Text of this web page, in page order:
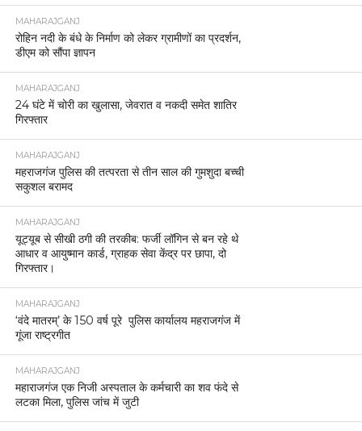
MAHARAJGANJ
रोहिन नदी के बंधे के निर्माण को लेकर ग्रामीणों का प्रदर्शन,
डीएम को सौंपा ज्ञापन
MAHARAJGANJ
24 घंटे में चोरी का खुलासा, जेवरात व नकदी समेत शातिर
गिरफ्तार
MAHARAJGANJ
महराजगंज पुलिस की तत्परता से तीन साल की गुमशुदा बच्ची
सकुशल बरामद
MAHARAJGANJ
यूट्यूब से सीखी ठगी की तरकीब: फर्जी लॉगिन से बन रहे थे
आधार व आयुष्मान कार्ड, ग्राहक सेवा केंद्र पर छापा, दो
गिरफ्तार।
MAHARAJGANJ
‘वंदे मातरम्’ के 150 वर्ष पूरे पुलिस कार्यालय महराजगंज में
गूंजा राष्ट्रगीत
MAHARAJGANJ
महाराजगंज एक निजी अस्पताल के कर्मचारी का शव फंदे से
लटका मिला, पुलिस जांच में जुटी